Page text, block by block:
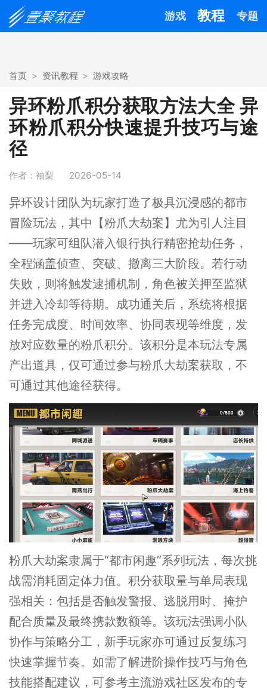
游戏 教程 专题
首页 资讯教程 游戏攻略
异环粉爪积分获取方法大全 异
环粉爪积分快速提升技巧与途
径
作者：袖梨 2026-05-14
异环设计团队为玩家打造了极具沉浸感的都市
冒险玩法，其中【粉爪大劫案】尤为引人注目
——玩家可组队潜入银行执行精密抢劫任务，
全程涵盖侦查、突破、撤离三大阶段。若行动
失败，则将触发逮捕机制，角色被关押至监狱
并进入冷却等待期。成功通关后，系统将根据
任务完成度、时间效率、协同表现等维度，发
放对应数量的粉爪积分。该积分是本玩法专属
产出道具，仅可通过参与粉爪大劫案获取，不
可通过其他途径获得。
粉爪大劫案隶属于“都市闲趣”系列玩法，每次挑
战需消耗固定体力值。积分获取量与单局表现
强相关：包括是否触发警报、逃脱用时、掩护
配合质量及最终携款数额等。该玩法强调小队
协作与策略分工，新手玩家亦可通过反复练习
快速掌握节奏。如需了解进阶操作技巧与角色
技能搭配建议，可参考主流游戏社区发布的专